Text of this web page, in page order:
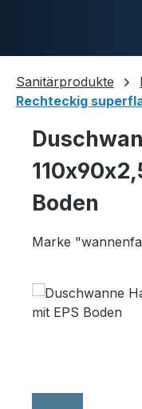
Sanitärprodukte
Rechteckig
Boden
Marke
Skip image gallery